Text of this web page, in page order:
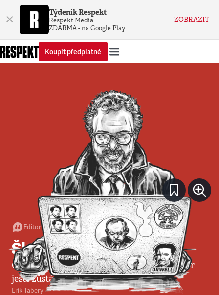
× Týdeník Respekt
Respekt Media
ZDARMA - na Google Play
ZOBRAZIT
Koupit předplatné
Editorial•31. 7. 2022 •4 minuty
Škudibíci v politice
Česko nemá mnoho expremiérů, jejichž názor
ještě zůstává aspoň trochu relevantní
Erik Tabery